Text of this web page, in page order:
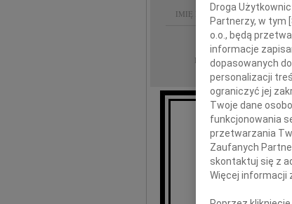
IMIĘ I NAZWISKO:
REGION: Kielce
DATA EMISJI: 18.06.2021
Droga
Partnerzy, w tym [
o.o., będą
informacje
dopasowanych
personalizacji
ograniczyć jej
Twoje dane
funkcjonowania
przetwarzania
Zaufanych
skontaktuj się z
Więcej informacji